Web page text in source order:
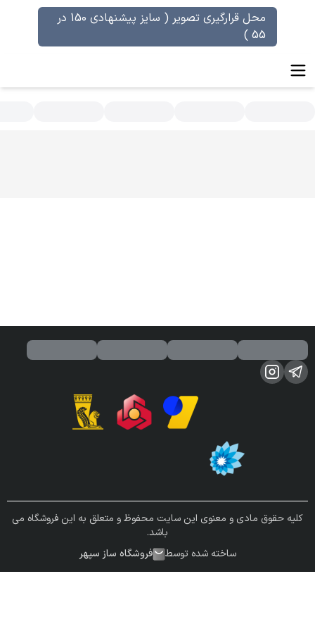
محل قرارگیری تصویر ( سایز پیشنهادی 150 در
55 )
کلیه حقوق مادی و معنوی این سایت محفوظ و متعلق به این فروشگاه می
باشد.
ساخته شده توسط
فروشگاه ساز سپهر